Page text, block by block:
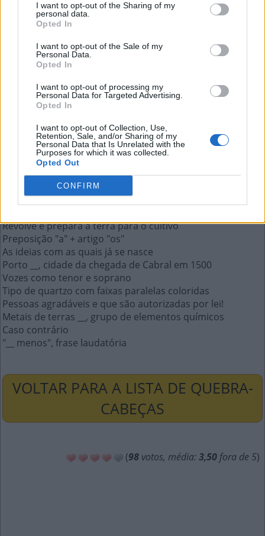
I want to opt-out of the Sharing of my
personal data.
Opted In
I want to opt-out of the Sale of my
Personal Data.
Opted In
I want to opt-out of processing my
Personal Data for Targeted Advertising.
Opted In
I want to opt-out of Collection, Use,
Retention, Sale, and/or Sharing of my
Personal Data that Is Unrelated with the
Purposes for which it was collected.
Opted Out
CONFIRM
Metais de terras __, grupo de
elementos químicos
A resposta a esta pergunta:
A R A S
Mais respostas deste quebra-cabeça:
Arroz, no Português de Cabo Verde
Oficina de fabricação de azeite
Podem ser evasê, lápis, godê etc.
Revolve e prepara a terra para o cultivo
Preposição "a" + artigo "os"
As ideias com as quais já se nasce
Porto __, cidade da chegada de Cabral em 1500
Vozes como tenor e soprano
Tipo de quartzo com faixas paralelas coloridas
Pessoas agradáveis e que são autorizadas por lei!
Metais de terras __, grupo de elementos químicos
Caso contrário
"__ menos", frase laudatória
VOLTAR PARA A LISTA DE QUEBRA-
CABEÇAS
(98 votos, média: 3,50 fora de 5)